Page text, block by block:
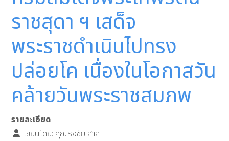
ราชสุดา ฯ เสด็จ
พระราชดำเนินไปทรง
ปล่อยโค เนื่องในโอกาสวัน
คล้ายวันพระราชสมภพ
รายละเอียด
เขียนโดย: คุณธงชัย สาลี